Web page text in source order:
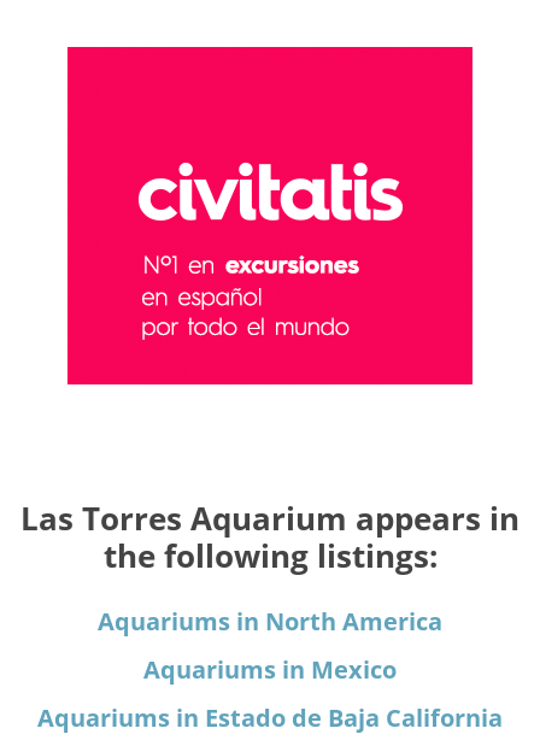
Las Torres Aquarium appears in
the following listings:
Aquariums in North America
Aquariums in Mexico
Aquariums in Estado de Baja California